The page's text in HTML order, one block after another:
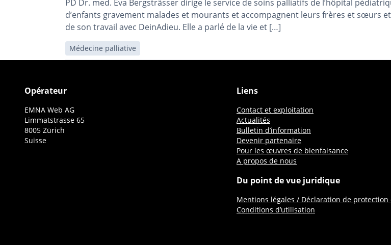
PD Dr. med. Eva Bergsträsser dirige le service de soins palliatifs de l’hôpital
d’enfants gravement malades et mourants et accompagnent leurs frères et sœurs
de son travail avec DeinAdieu. Elle a parlé de la vie et […]
Médecine palliative
Opérateur
EMNA Web AG
Limmatstrasse 65
8005 Zürich
Suisse
Liens
Contact et exploitation
Actualités
Bulletin d’information
Devenir partenaire
Pour les œuvres de bienfaisance
A propos de nous
Du point de vue juridique
Mentions légales / Déclaration de protection
Conditions d’utilisation